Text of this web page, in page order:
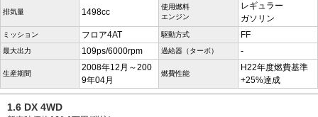
排気量 1498cc
使用燃料
エンジン
レギュラー
ガソリン
ミッション フロア4AT 駆動方式 FF
最大出力 109ps/6000rpm 過給器（ターボ） -
生産期間
2008年12月～200
9年04月
燃費性能
H22年度燃費基準
+25%達成
1.6 DX 4WD